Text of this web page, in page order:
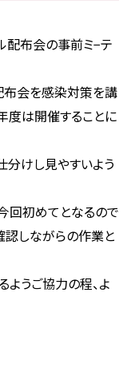
配布会の事前ミ−テ
布会を感染対策を講
度は開催することに
分けし見やすいよう
回初めてとなるので
認しながらの作業と
ようご協力の程、よ